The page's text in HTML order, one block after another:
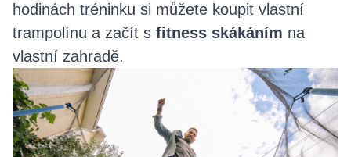
hodinách tréninku si můžete koupit vlastní
trampolínu a začít s fitness skákáním na
vlastní zahradě.